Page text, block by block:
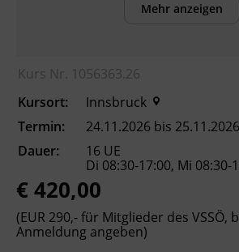
Skibindungen erklären.
mechanische und
Bindungssysteme
Skibindungen fachgerecht
und justieren.
die einschlägigen
B. ISO 11088) sowie
und Haftungspflichten
Mehr anzeigen
Kurs Nr. 1056363.26
Kursort:
Innsbruck
Termin:
24.11.2026 bis 25.11.2026
Dauer:
16 UE
Di 08:30-17:00, Mi 08:30-
€ 420,00
(EUR 290,- für Mitglieder des VSSÖ,
Anmeldung angeben)